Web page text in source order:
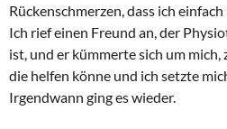
Rückenschmerzen, dass ich
Ich rief einen Freund an, der
ist, und er kümmerte sich um mich,
die helfen könne und ich setzte
Irgendwann ging es wieder.